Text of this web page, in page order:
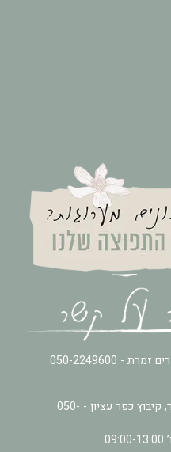
זמרת - 050-2249600
כפר עציון - 050-